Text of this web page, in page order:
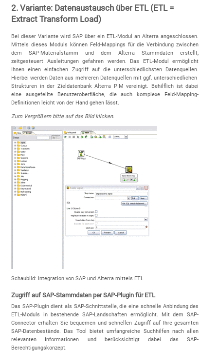
2. Variante: Datenaustausch über ETL (ETL =
Extract Transform Load)
Bei dieser Variante wird SAP über ein ETL-Modul an Alterra angeschlossen.
Mittels dieses Moduls können Feld-Mappings für die Verbindung zwischen
dem SAP-Materialstamm und dem Alterra Stammdaten erstellt,
zeitgesteuert Ausleitungen gefahren werden. Das ETL-Modul ermöglicht
Ihnen einen einfachen Zugriff auf die unterschiedlichsten Datenquellen.
Hierbei werden Daten aus mehreren Datenquellen mit ggf. unterschiedlichen
Strukturen in der Zieldatenbank Alterra PIM vereinigt. Behilflich ist dabei
eine ausgefeilte Benutzeroberfläche, die auch komplexe Feld-Mapping-
Definitionen leicht von der Hand gehen lässt.
Zum Vergrößern bitte auf das Bild klicken.
Schaubild: Integration von SAP und Alterra mittels ETL
Zugriff auf SAP-Stammdaten per SAP-Plugin für ETL
Das SAP-Plugin dient als SAP-Schnittstelle, die eine schnelle Anbindung des
ETL-Moduls in bestehende SAP-Landschaften ermöglicht. Mit dem SAP-
Connector erhalten Sie bequemen und schnellen Zugriff auf Ihre gesamten
SAP-Datenbestände. Das Tool bietet umfangreiche Suchhilfen nach allen
relevanten Informationen und berücksichtigt dabei das SAP-
Berechtigungskonzept.